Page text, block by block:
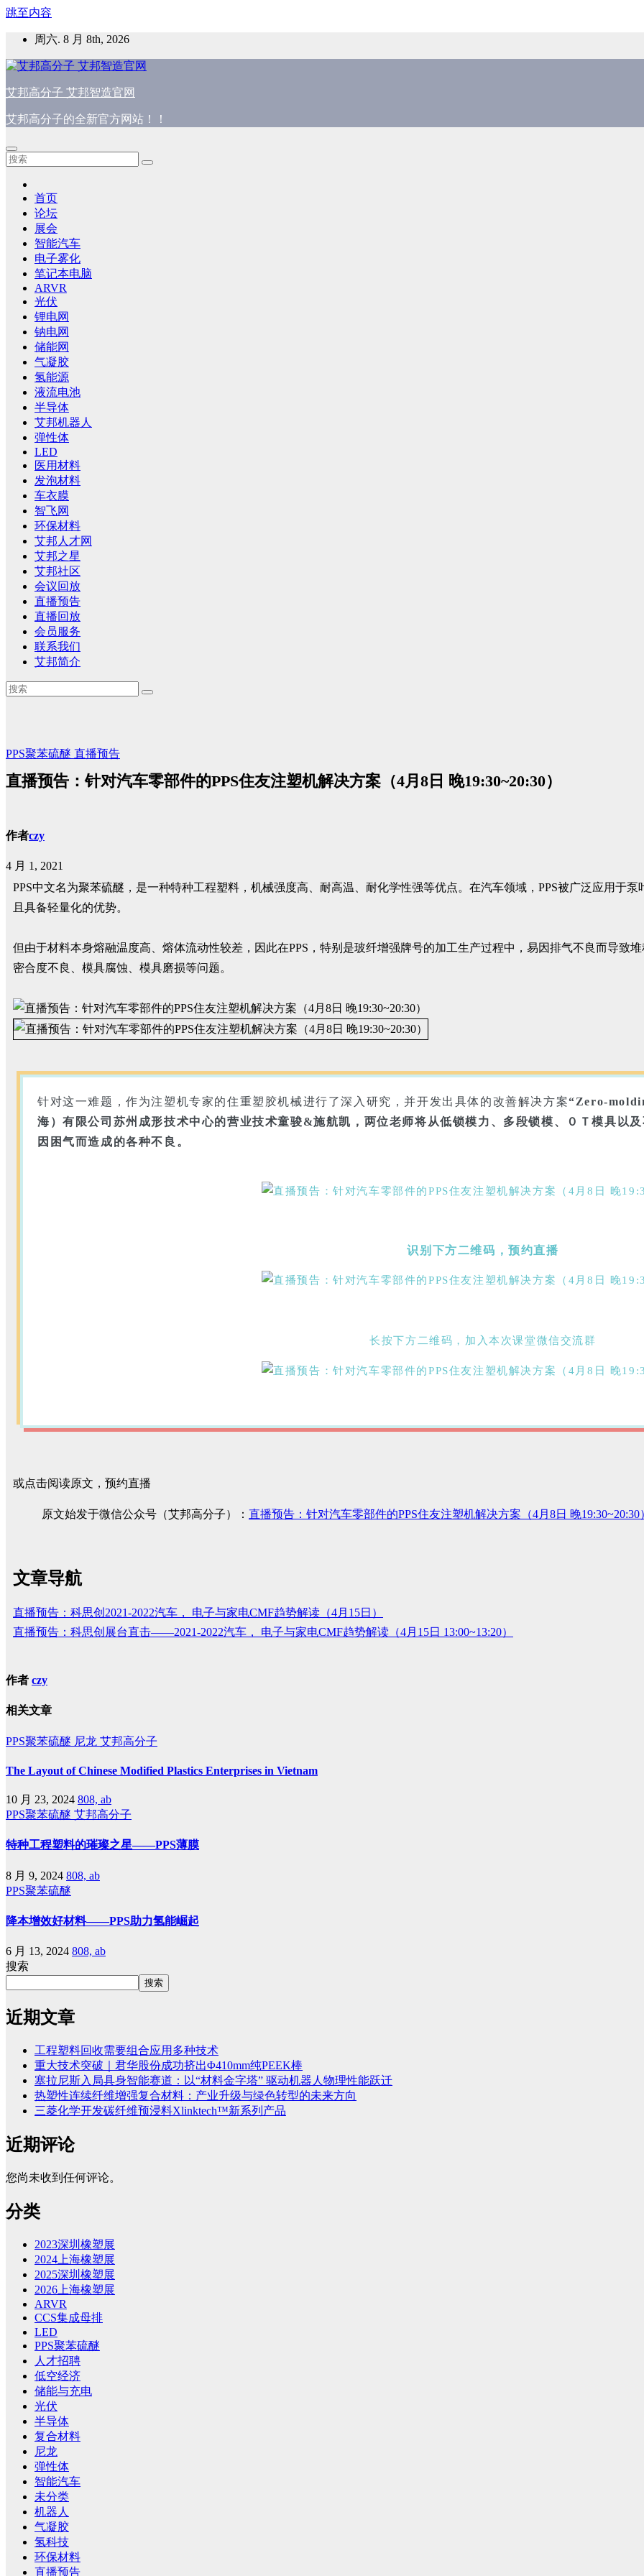
跳至内容
周六. 8 月 8th, 2026
艾邦高分子 艾邦智造官网
艾邦高分子的全新官方网站！！
首页
论坛
展会
智能汽车
电子雾化
笔记本电脑
ARVR
光伏
锂电网
钠电网
储能网
气凝胶
氢能源
液流电池
半导体
艾邦机器人
弹性体
LED
医用材料
发泡材料
车衣膜
智飞网
环保材料
艾邦人才网
艾邦之星
艾邦社区
会议回放
直播预告
直播回放
会员服务
联系我们
艾邦简介
PPS聚苯硫醚 直播预告
直播预告：针对汽车零部件的PPS住友注塑机解决方案（4月8日 晚19:30~20:30）
作者czy
4 月 1, 2021
PPS中文名为聚苯硫醚，是一种特种工程塑料，机械强度高、耐高温、耐化学性强等优点。在汽车领域，PPS被广泛应用于
且具备轻量化的优势。
但由于材料本身熔融温度高、熔体流动性较差，因此在PPS，特别是玻纤增强牌号的加工生产过程中，易因排气不良而导致
密合度不良、模具腐蚀、模具磨损等问题。
针对这一难题，作为注塑机专家的住重塑胶机械进行了深入研究，并开发出具体的改善解决方案“Zero-
海）有限公司苏州成形技术中心的营业技术童骏&施航凯，两位老师将从低锁模力、多段锁模、０Ｔ模具以
因困气而造成的各种不良。
识别下方二维码，预约直播
长按下方二维码，加入本次课堂微信交流群
或点击阅读原文，预约直播
原文始发于微信公众号（艾邦高分子）： 直播预告：针对汽车零部件的PPS住友注塑机解决方案（4月8日 晚19:30~20:30
文章导航
直播预告：科思创2021-2022汽车， 电子与家电CMF趋势解读（4月15日）
直播预告：科思创展台直击——2021-2022汽车， 电子与家电CMF趋势解读（4月15日 13:00~13:20）
作者 czy
相关文章
PPS聚苯硫醚 尼龙 艾邦高分子
The Layout of Chinese Modified Plastics Enterprises in Vietnam
10 月 23, 2024 808, ab
PPS聚苯硫醚 艾邦高分子
特种工程塑料的璀璨之星——PPS薄膜
8 月 9, 2024 808, ab
PPS聚苯硫醚
降本增效好材料——PPS助力氢能崛起
6 月 13, 2024 808, ab
搜索
搜索
近期文章
工程塑料回收需要组合应用多种技术
重大技术突破｜君华股份成功挤出Φ410mm纯PEEK棒
塞拉尼斯入局具身智能赛道：以“材料金字塔” 驱动机器人物理性能跃迁
热塑性连续纤维增强复合材料：产业升级与绿色转型的未来方向
三菱化学开发碳纤维预浸料Xlinktech™新系列产品
近期评论
您尚未收到任何评论。
分类
2023深圳橡塑展
2024上海橡塑展
2025深圳橡塑展
2026上海橡塑展
ARVR
CCS集成母排
LED
PPS聚苯硫醚
人才招聘
低空经济
储能与充电
光伏
半导体
复合材料
尼龙
弹性体
智能汽车
未分类
机器人
气凝胶
氢科技
环保材料
直播预告